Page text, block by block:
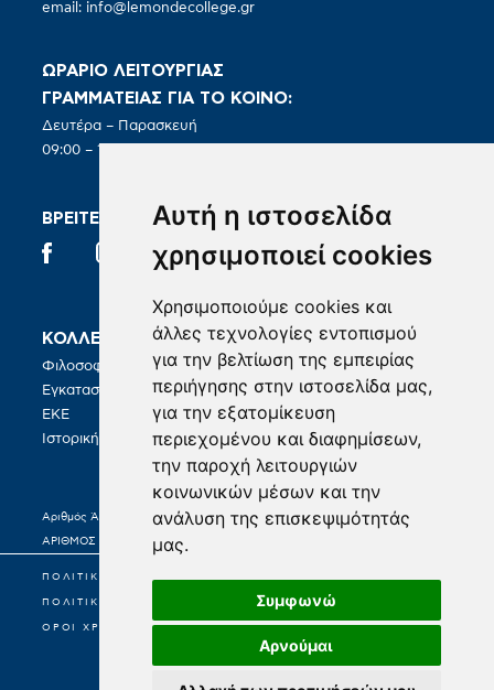
Αυτή η ιστοσελίδα
χρησιμοποιεί cookies
Χρησιμοποιούμε cookies και
άλλες τεχνολογίες εντοπισμού
για την βελτίωση της εμπειρίας
περιήγησης στην ιστοσελίδα μας,
για την εξατομίκευση
περιεχομένου και διαφημίσεων,
την παροχή λειτουργιών
κοινωνικών μέσων και την
ανάλυση της επισκεψιμότητάς
μας.
Συμφωνώ
Αρνούμαι
ΚΟΛΛΕΓΙΟ
Φιλοσοφία
Εγκαταστάσεις
ΕΚΕ
Ιστορική Διαδρομή
ΣΠΟΥΔΕΣ
BA in Hospitality Management
ΚΑΡΙΕΡΑ
Γραφείο Σταδιοδρομίας
email: info@lemondecollege.gr
ΩΡΑΡΙΟ ΛΕΙΤΟΥΡΓΙΑΣ
ΓΡΑΜΜΑΤΕΙΑΣ ΓΙΑ ΤΟ ΚΟΙΝΟ:
Δευτέρα – Παρασκευή
09:00 – 19:00
ΒΡΕΙΤΕ ΜΑΣ ΣΤΑ SOCIAL
Αριθμός Άδειας Λειτουργίας 21977/Κ6/25-02-2022
ΑΡΙΘΜΟΣ ΓΕΜΗ: 0003171701000
ΠΟΛΙΤΙΚΗ ΠΡΟΣΤΑΣΙΑΣ ΠΡΟΣΩΠΙΚΩΝ ΔΕΔΟΜΕΝΩΝ
ΠΟΛΙΤΙΚΗ COOKIES
ΟΡΟΙ ΧΡΗΣΕΩΣ